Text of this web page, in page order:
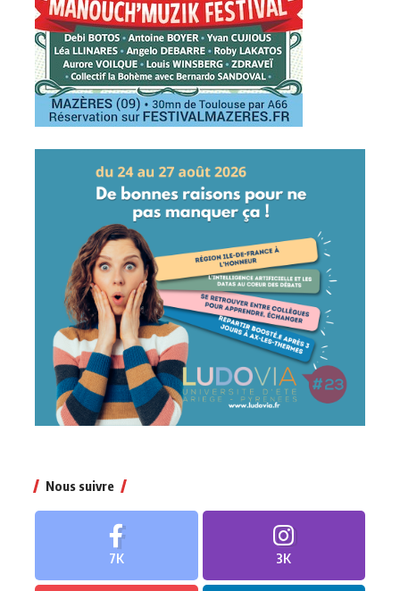
Nous suivre
7K 3K